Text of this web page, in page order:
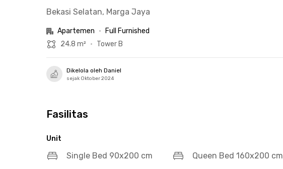
Bekasi Selatan, Marga Jaya
Apartemen •
Full Furnished
24.8 m² • Tower B
Dikelola oleh Daniel
sejak Oktober 2024
Fasilitas
Unit
Single Bed 90x200 cm Queen Bed 160x200 cm